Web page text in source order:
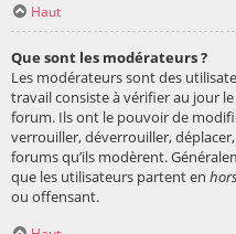
Haut
Que sont les modérateurs ?
Les modérateurs sont des
travail consiste à vérifier au jour
forum. Ils ont le pouvoir de
verrouiller, déverrouiller,
forums qu’ils modèrent.
que les utilisateurs partent en
ou offensant.